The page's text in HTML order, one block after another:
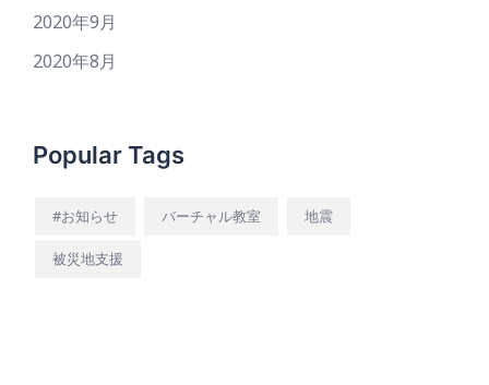
2020年9月
2020年8月
Popular Tags
#お知らせ バーチャル教室 地震
被災地支援